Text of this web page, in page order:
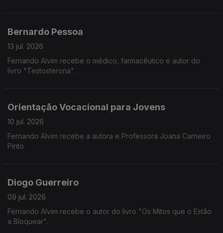
Bernardo Pessoa
13 jul. 2026
Fernando Alvim recebe o médico, farmacêutico e autor do
livro "Testosterona".
Orientação Vocacional para Jovens
10 jul. 2026
Fernando Alvim recebe a autora e Professora Joana Carneiro
Pinto
Diogo Guerreiro
09 jul. 2026
Fernando Alvim recebe o autor do livro "Os Mitos que o Estão
a Bloquear".